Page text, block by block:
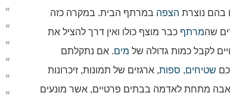
בהם נוצרת הצפה במרתף הבית. במקרה כזה
שהמרתף כבר מוצף כולו ואין דרך להציל את
לקבל כמות גדולה של מים. אם נתקלתם
שטיחים, ספות, ארגזים של תמונות, זיכרונות
מתחת לאדמה בבתים פרטיים, אשר מונעים